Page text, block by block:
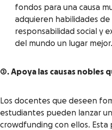
fondos para una causa
adquieren habilidades
responsabilidad social y
del mundo un lugar mejor.
2. Apoya las causas nobles
Los docentes que deseen
estudiantes pueden lanzar
crowdfunding con ellos. Esta